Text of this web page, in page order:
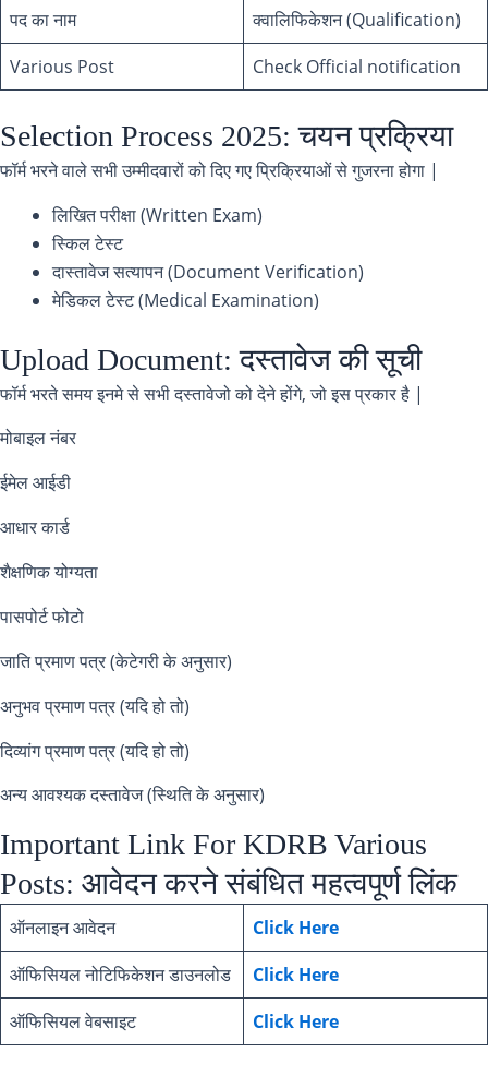
पद का नाम
क्वालिफिकेशन (Qualification)
Various Post
Check Official notification
Selection Process 2025: चयन प्रक्रिया
फॉर्म भरने वाले सभी उम्मीदवारों को दिए गए प्रिक्रियाओं से गुजरना होगा |
लिखित परीक्षा (Written Exam)
स्किल टेस्ट
दास्तावेज सत्यापन (Document Verification)
मेडिकल टेस्ट (Medical Examination)
Upload Document: दस्तावेज की सूची
फॉर्म भरते समय इनमे से सभी दस्तावेजो को देने होंगे, जो इस प्रकार है |
मोबाइल नंबर
ईमेल आईडी
आधार कार्ड
शैक्षणिक योग्यता
पासपोर्ट फोटो
जाति प्रमाण पत्र (केटेगरी के अनुसार)
अनुभव प्रमाण पत्र (यदि हो तो)
दिव्यांग प्रमाण पत्र (यदि हो तो)
अन्य आवश्यक दस्तावेज (स्थिति के अनुसार)
Important Link For KDRB Various
Posts: आवेदन करने संबंधित महत्वपूर्ण लिंक
ऑनलाइन आवेदन
Click Here
ऑफिसियल नोटिफिकेशन डाउनलोड
Click Here
ऑफिसियल वेबसाइट
Click Here